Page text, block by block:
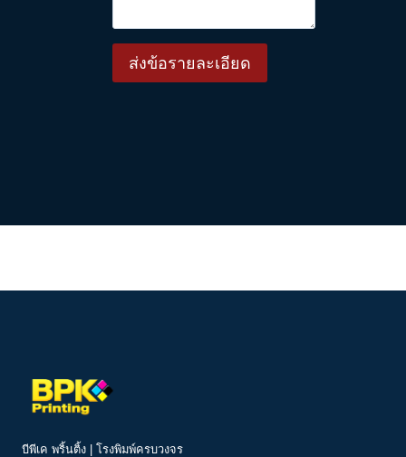
ส่งข้อรายละเอียด
บีพีเค พริ้นติ้ง | โรงพิมพ์ครบวงจร